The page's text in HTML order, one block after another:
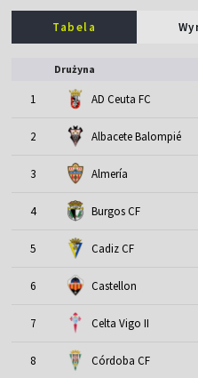
Tabela
Drużyna
1 AD Ceuta FC
2 Albacete Balompié
3 Almería
4 Burgos CF
5 Cadiz CF
6 Castellon
7 Celta Vigo II
8 Córdoba CF